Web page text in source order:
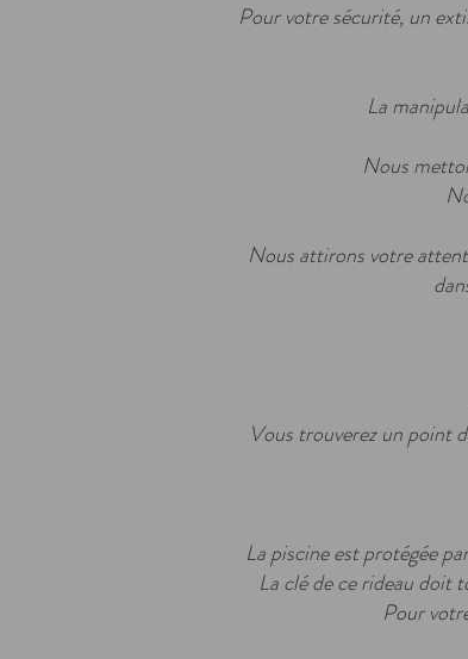
Pour votre sécurité, un
La
Nous
Nous attirons votre
Vous trouverez un point
La piscine est protégée
La clé de ce rideau doit
Pour